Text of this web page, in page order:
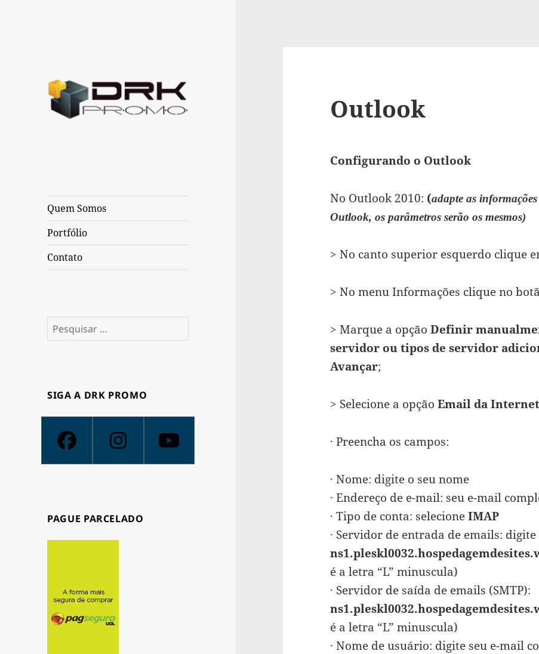
Quem Somos
Portfólio
Contato
Pesquisar
por:
SIGA A DRK PROMO
PAGUE PARCELADO
Outlook
Configurando o Outlook
No Outlook 2010: (adapte as
Outlook, os parâmetros serão os mesmos)
> No canto superior esquerdo clique
> No menu Informações clique no
> Marque a opçãoDefinir
servidor ou tipos de servidor
Avançar;
> Selecione a opçãoEmail da Internet
· Preencha os campos:
· Nome: digite o seu nome
· Endereço de e-mail: seu e-mail
· Tipo de conta: selecioneIMAP
· Servidor de entrada de emails: digite
é a letra “L” minuscula)
· Servidor de saída de emails (SMTP):
é a letra “L” minuscula)
· Nome de usuário: digite seu e-mail